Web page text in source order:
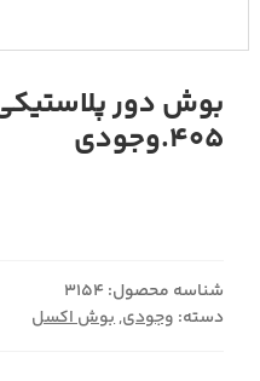
بوش دور
405.وجودي
شناسه محصول: 3154
دسته: وجودی,بوش اکسل